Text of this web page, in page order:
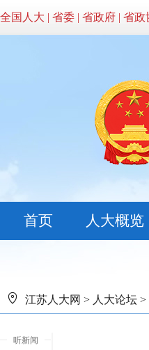
全国人大 | 省委 | 省政府 | 省政
首页 人大概览
江苏人大网 > 人大论坛 >
听新闻